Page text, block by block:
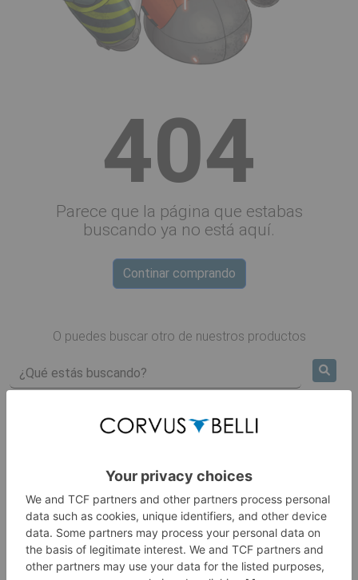
404
Parece que la página que estabas
buscando ya no está aquí.
Continar comprando
O puedes buscar otro de nuestros productos
Comprar por categoría
Wargame